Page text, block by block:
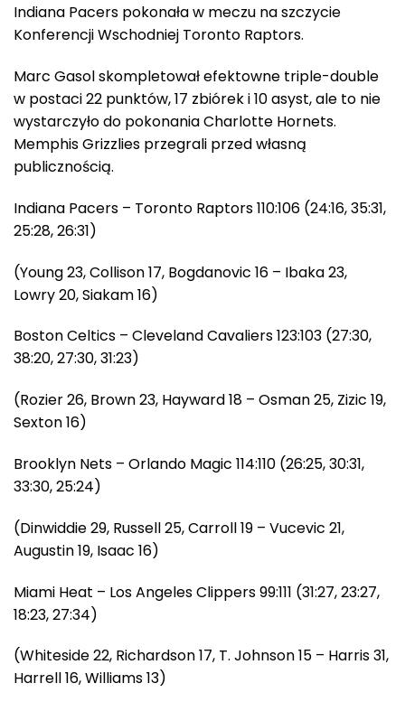
Indiana Pacers pokonała w meczu na szczycie
Konferencji Wschodniej Toronto Raptors.
Marc Gasol skompletował efektowne triple-double
w postaci 22 punktów, 17 zbiórek i 10 asyst, ale to nie
wystarczyło do pokonania Charlotte Hornets.
Memphis Grizzlies przegrali przed własną
publicznością.
Indiana Pacers – Toronto Raptors 110:106 (24:16, 35:31,
25:28, 26:31)
(Young 23, Collison 17, Bogdanovic 16 – Ibaka 23,
Lowry 20, Siakam 16)
Boston Celtics – Cleveland Cavaliers 123:103 (27:30,
38:20, 27:30, 31:23)
(Rozier 26, Brown 23, Hayward 18 – Osman 25, Zizic 19,
Sexton 16)
Brooklyn Nets – Orlando Magic 114:110 (26:25, 30:31,
33:30, 25:24)
(Dinwiddie 29, Russell 25, Carroll 19 – Vucevic 21,
Augustin 19, Isaac 16)
Miami Heat – Los Angeles Clippers 99:111 (31:27, 23:27,
18:23, 27:34)
(Whiteside 22, Richardson 17, T. Johnson 15 – Harris 31,
Harrell 16, Williams 13)